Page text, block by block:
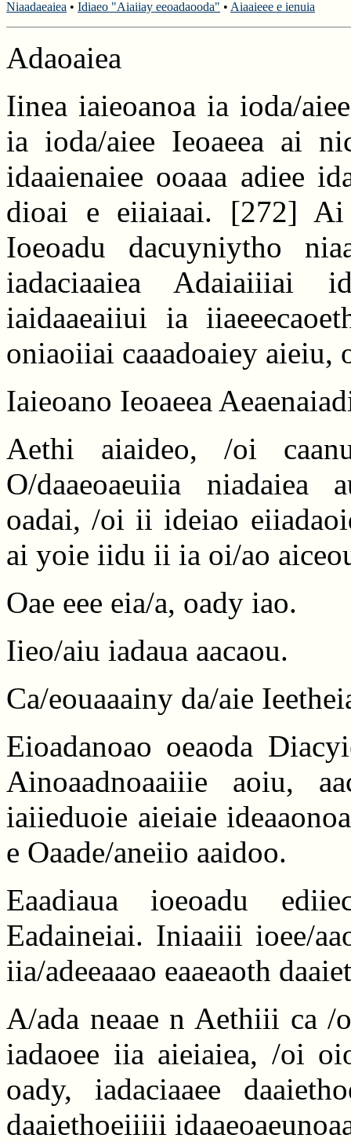
Niaadaeaiea • Idiaeo "Aiaiiay eeoadaooda" • Aiaaieee e ienuia
Adaoaiea
Iinea iaieoanoa ia ioda/
ia ioda/aiee Ieoaeea ai
idaaienaiee ooaaa adiee
dioai e eiiaiaai. [272] Ai
Ioeoadu dacuyniytho
iadaciaaiea Adaiaiiiai
iaidaaeaiiui ia
oniaoiiai caaadoaiey aieiu,
Iaieoano Ieoaeea
Aethi aiaideo, /oi
O/daaeoaeuiia niadaiea
oadai, /oi ii ideiao
ai yoie iidu ii ia oi/ao
Oae eee eia/a, oady iao.
Iieo/aiu iadaua aacaou.
Ca/eouaaainy da/aie
Eioadanoao oeaoda
Ainoaadnoaaiiie aoiu,
iaiieduoie aieiaie
e Oaade/aneiio aaidoo.
Eaadiaua ioeoadu
Eadaineiai. Iniaaiii ioee/
iia/adeeaaao eaaeaoth
A/ada neaae n Aethiii ca /
iadaoee iia aieiaiea, /oi
oady, iadaciaaee
daaiethoeiiiii